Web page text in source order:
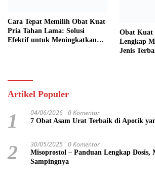
Cara Tepat Memilih Obat Kuat
Pria Tahan Lama: Solusi
Efektif untuk Meningkatkan
Obat Kuat
Lengkap
Jenis
Artikel Populer
1 04/06/2026 0 Komentar
7 Obat Asam Urat Terbaik di Apotik
2 30/05/2025 0 Komentar
Misoprostol – Panduan Lengkap
Sampingnya